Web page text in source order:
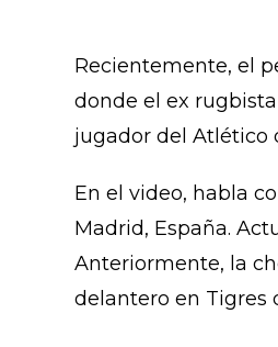
Recientemente, el
donde el ex
jugador del Atlético
En el video, habla
Madrid, España.
Anteriormente, la
delantero en Tigres